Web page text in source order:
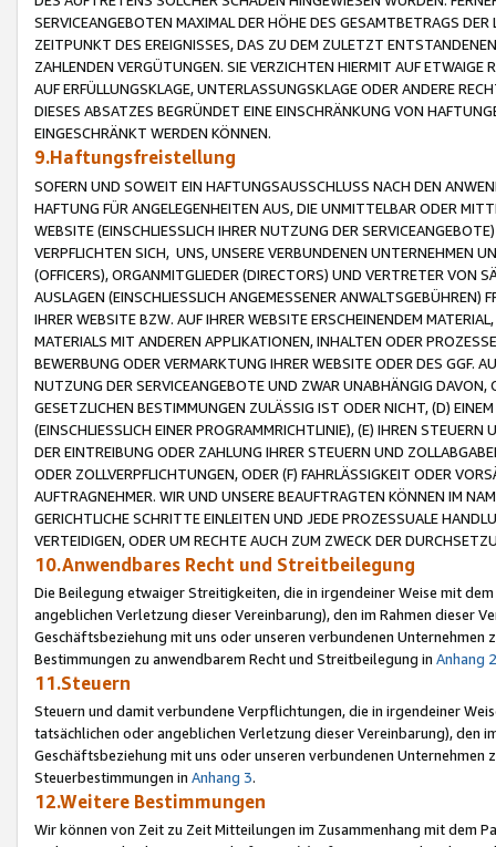
SERVICEANGEBOTEN MAXIMAL DER HÖHE DES GESAMTBETRAGS
ZEITPUNKT DES EREIGNISSES, DAS ZU DEM ZULETZT
ZAHLENDEN VERGÜTUNGEN. SIE VERZICHTEN HIERMIT AUF
AUF ERFÜLLUNGSKLAGE, UNTERLASSUNGSKLAGE ODER ANDERE
DIESES ABSATZES BEGRÜNDET EINE EINSCHRÄNKUNG VON
EINGESCHRÄNKT WERDEN KÖNNEN.
9.Haftungsfreistellung
SOFERN UND SOWEIT EIN HAFTUNGSAUSSCHLUSS NACH DEN
HAFTUNG FÜR ANGELEGENHEITEN AUS, DIE UNMITTELBAR ODER
WEBSITE (EINSCHLIESSLICH IHRER NUTZUNG DER
VERPFLICHTEN SICH, UNS, UNSERE VERBUNDENEN UNTERNEHMEN
(OFFICERS), ORGANMITGLIEDER (DIRECTORS) UND VERTRETER VON
AUSLAGEN (EINSCHLIESSLICH ANGEMESSENER
IHRER WEBSITE BZW. AUF IHRER WEBSITE ERSCHEINENDEM
MATERIALS MIT ANDEREN APPLIKATIONEN, INHALTEN ODER
BEWERBUNG ODER VERMARKTUNG IHRER WEBSITE ODER DES GGF.
NUTZUNG DER SERVICEANGEBOTE UND ZWAR UNABHÄNGIG
GESETZLICHEN BESTIMMUNGEN ZULÄSSIG IST ODER NICHT, (D)
(EINSCHLIESSLICH EINER PROGRAMMRICHTLINIE), (E) IHREN
DER EINTREIBUNG ODER ZAHLUNG IHRER STEUERN UND
ODER ZOLLVERPFLICHTUNGEN, ODER (F) FAHRLÄSSIGKEIT ODER
AUFTRAGNEHMER. WIR UND UNSERE BEAUFTRAGTEN KÖNNEN IM
GERICHTLICHE SCHRITTE EINLEITEN UND JEDE PROZESSUALE
VERTEIDIGEN, ODER UM RECHTE AUCH ZUM ZWECK DER
10.Anwendbares Recht und Streitbeilegung
Die Beilegung etwaiger Streitigkeiten, die in irgendeiner Weise mit
angeblichen Verletzung dieser Vereinbarung), den im Rahmen dieser
Geschäftsbeziehung mit uns oder unseren verbundenen
Bestimmungen zu anwendbarem Recht und Streitbeilegung in Anhang 2
11.Steuern
Steuern und damit verbundene Verpflichtungen, die in irgendeiner
tatsächlichen oder angeblichen Verletzung dieser Vereinbarung), den
Geschäftsbeziehung mit uns oder unseren verbundenen
Steuerbestimmungen in Anhang 3.
12.Weitere Bestimmungen
Wir können von Zeit zu Zeit Mitteilungen im Zusammenhang mit dem